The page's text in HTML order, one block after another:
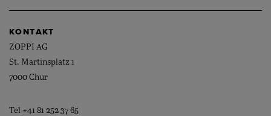
KONTAKT
ZOPPI AG
St. Martinsplatz 1
7000 Chur
Tel +41 81 252 37 65